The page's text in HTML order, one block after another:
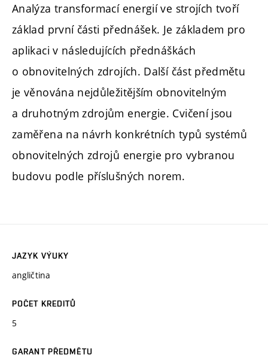
Analýza transformací energií ve strojích tvoří
základ první části přednášek. Je základem pro
aplikaci v následujících přednáškách
o obnovitelných zdrojích. Další část předmětu
je věnována nejdůležitějším obnovitelným
a druhotným zdrojům energie. Cvičení jsou
zaměřena na návrh konkrétních typů systémů
obnovitelných zdrojů energie pro vybranou
budovu podle příslušných norem.
JAZYK VÝUKY
angličtina
POČET KREDITŮ
5
GARANT PŘEDMĚTU